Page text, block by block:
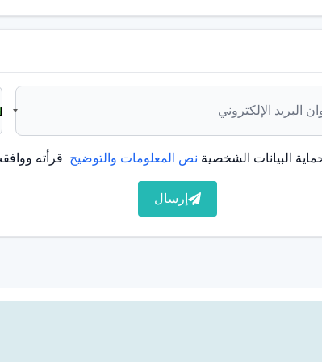
أيام. وقد يستغرق الأمر أيضاً عدة أشهر حتى تنبثق
البيانات الشخصية نص المعلومات والتوضيح قرأته
إرسال